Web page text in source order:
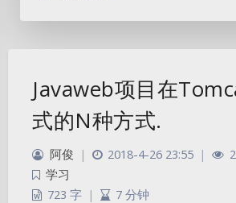
Javaweb项目在
式的N种方式.
阿俊 | 2018-4-26 23:55 |
学习
723 字 | 7 分钟